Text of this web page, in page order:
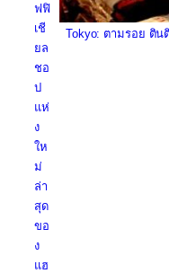
ฟฟิ
เชี
ยล
ชอ
ป
แห่
ง
ให
ม่
ล่า
สุด
ขอ
ง
แฮ
Tokyo: ตามรอย ติน